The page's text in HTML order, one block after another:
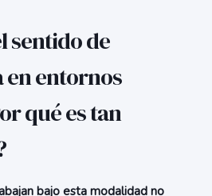
sentido de
entornos
qué es tan
bajo esta modalidad no